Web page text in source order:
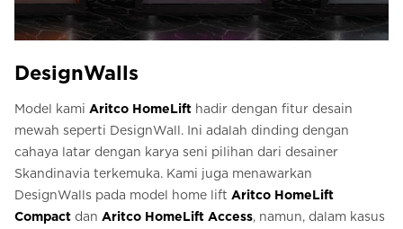
DesignWalls
Model kami Aritco HomeLift hadir dengan fitur desain
mewah seperti DesignWall. Ini adalah dinding dengan
cahaya latar dengan karya seni pilihan dari desainer
Skandinavia terkemuka. Kami juga menawarkan
DesignWalls pada model home lift Aritco HomeLift
Compact dan Aritco HomeLift Access, namun, dalam kasus